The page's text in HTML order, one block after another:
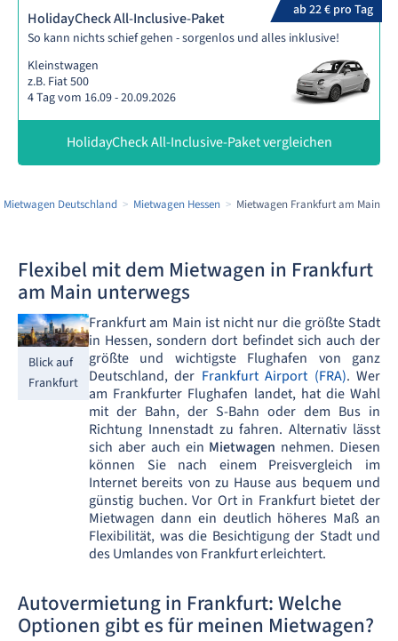
ab 22 € pro Tag
HolidayCheck All-Inclusive-Paket
So kann nichts schief gehen - sorgenlos und alles inklusive!
Kleinstwagen
z.B. Fiat 500
4 Tag vom 16.09 - 20.09.2026
HolidayCheck All-Inclusive-Paket vergleichen
Mietwagen Deutschland Mietwagen Hessen Mietwagen Frankfurt am Main
Flexibel mit dem Mietwagen in Frankfurt
am Main unterwegs
Blick auf
Frankfurt
Frankfurt am Main ist nicht nur die größte Stadt
in Hessen, sondern dort befindet sich auch der
größte und wichtigste Flughafen von ganz
Deutschland, der Frankfurt Airport (FRA). Wer
am Frankfurter Flughafen landet, hat die Wahl
mit der Bahn, der S-Bahn oder dem Bus in
Richtung Innenstadt zu fahren. Alternativ lässt
sich aber auch ein Mietwagen nehmen. Diesen
können Sie nach einem Preisvergleich im
Internet bereits von zu Hause aus bequem und
günstig buchen. Vor Ort in Frankfurt bietet der
Mietwagen dann ein deutlich höheres Maß an
Flexibilität, was die Besichtigung der Stadt und
des Umlandes von Frankfurt erleichtert.
Autovermietung in Frankfurt: Welche
Optionen gibt es für meinen Mietwagen?